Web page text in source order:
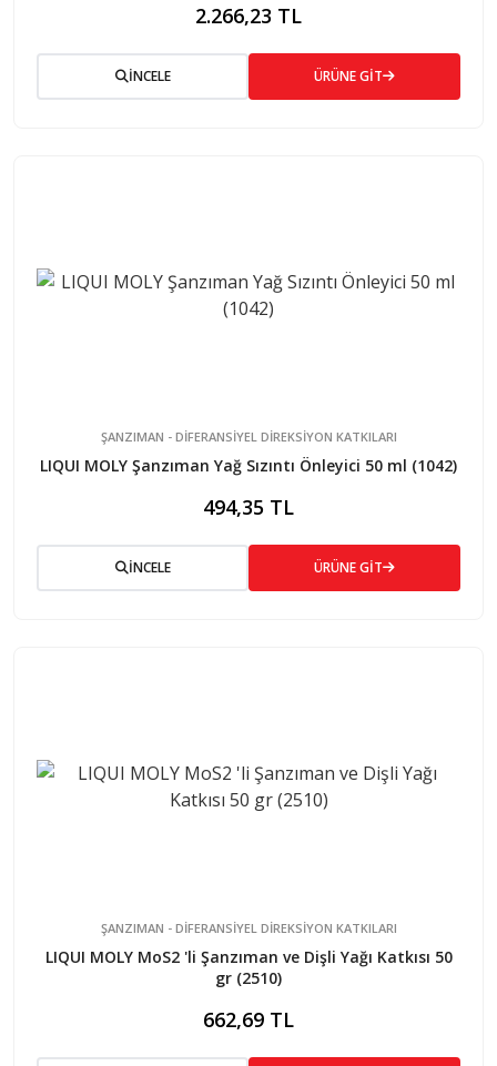
2.266,23 TL
İNCELE ÜRÜNE GİT
ŞANZIMAN - DİFERANSİYEL DİREKSİYON KATKILARI
LIQUI MOLY Şanzıman Yağ Sızıntı Önleyici 50 ml (1042)
494,35 TL
İNCELE ÜRÜNE GİT
ŞANZIMAN - DİFERANSİYEL DİREKSİYON KATKILARI
LIQUI MOLY MoS2 'li Şanzıman ve Dişli Yağı Katkısı 50
gr (2510)
662,69 TL